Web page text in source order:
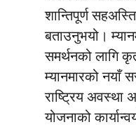
शान्तिपूर्ण
बताउनुभयो।
समर्थनको लागि
म्यानमारको नयाँ
राष्ट्रिय अवस्था
योजनाको